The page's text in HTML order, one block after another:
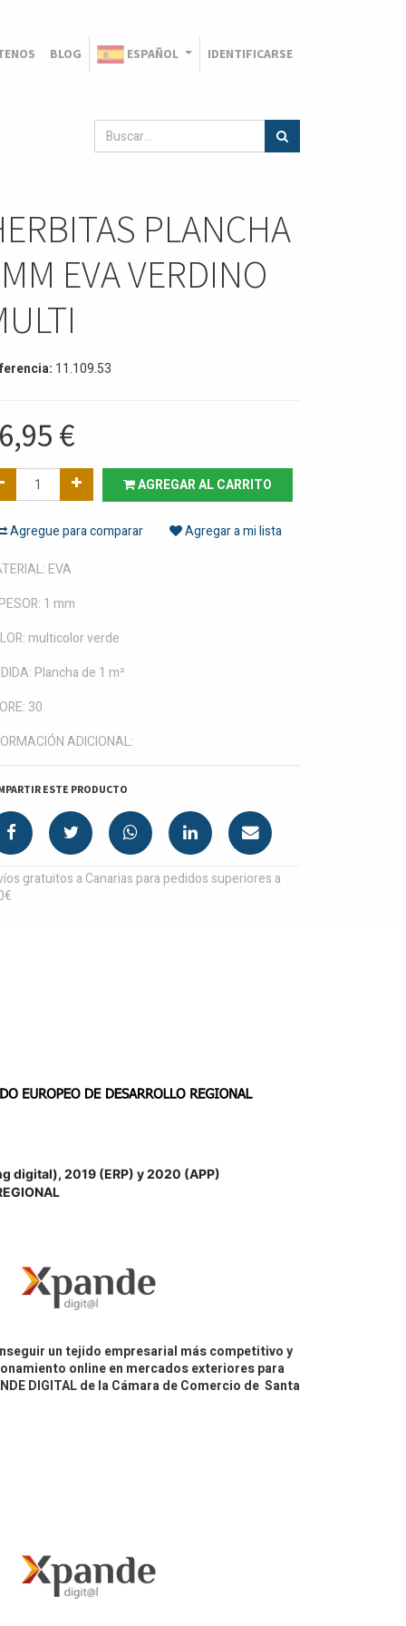
BLOG ESPAÑOL IDENTIFICARSE
PLANCHA
EVA VERDINO
11.109.53
€
AGREGAR AL CARRITO
Agregue para comparar
Agregar a mi lista
EVA
1 mm
multicolor verde
Plancha de 1 m²
30
ADICIONAL:
ESTE PRODUCTO
gratuitos a Canarias para pedidos superiores a
digital), 2019 (ERP) y 2020 (APP)
un tejido empresarial más competitivo y
online en mercados exteriores para
DIGITAL de la Cámara de Comercio de Santa